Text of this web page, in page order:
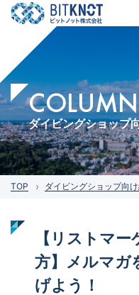
ダイビングショップ
TOP ダイビングショップ向
【リストマ
方】メルマガ
げよう！